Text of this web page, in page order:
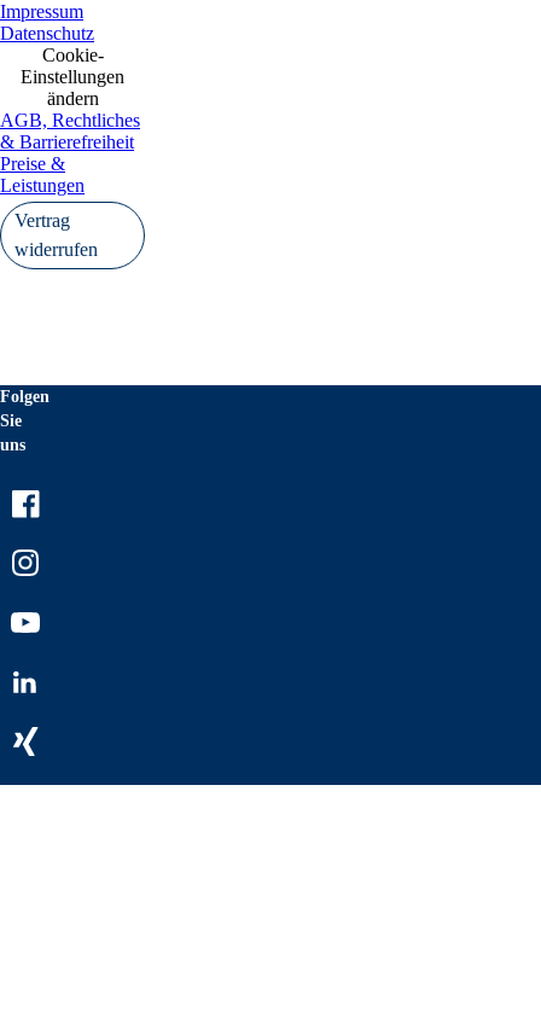
Impressum
Datenschutz
Cookie-
Einstellungen
ändern
AGB, Rechtliches
& Barrierefreiheit
Preise &
Leistungen
Vertrag
widerrufen
Folgen
Sie
uns
Youtube